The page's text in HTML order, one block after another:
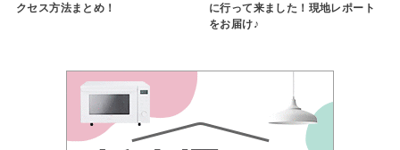
クセス方法まとめ！
に行って来ました！現地レポート
をお届け♪